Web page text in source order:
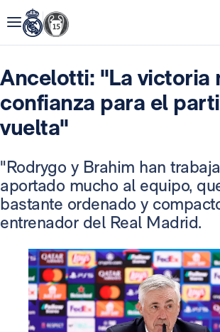
Ancelotti: "La victoria
confianza para el
vuelta"
"Rodrygo y Brahim han
aportado mucho al equipo,
bastante ordenado y
entrenador del Real Madrid.